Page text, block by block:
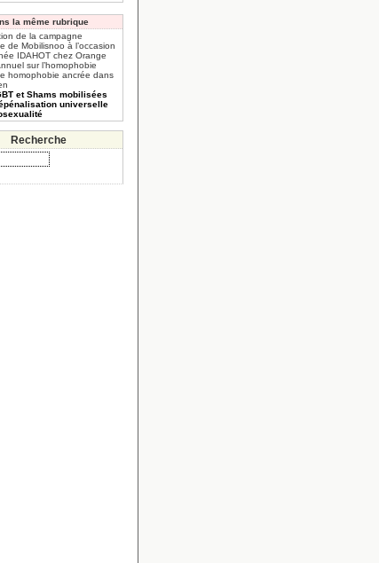
la même rubrique
de la campagne
de Mobilisnoo à l’occasion
IDAHOT chez Orange
sur l’homophobie
homophobie ancrée dans
et Shams mobilisées
universelle
Recherche